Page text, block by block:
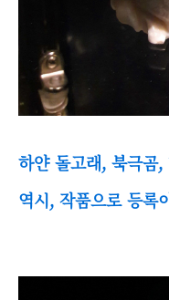
하얀 돌고래, 북극곰
역시, 작품으로 등록